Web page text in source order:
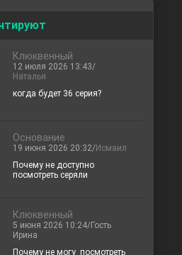
Клюквенный
12 июля 2026 13:43/
Наталья
когда будет 36 серия?
Основание
19 июня 2026 20:32/Исмаил
Почему не доступно
посмотреть серяли
Клюквенный
5 июня 2026 10:24/Гость
Ирина
Почему не могу посмотреть